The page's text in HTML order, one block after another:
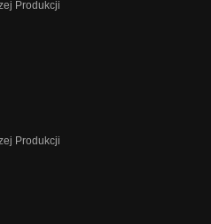
Produkcji
Produkcji